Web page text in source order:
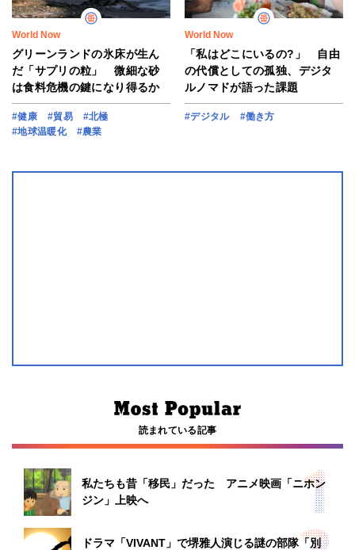
World Now
グリーンランドの氷床が生ん
だ「サプリの粒」 微細な砂
は食料危機の鍵になり得るか
#健康 #貿易
#北極
#地球温暖化
#農業
World Now
「私はどこにいるの?」 自由
の代償としての孤独、デジタ
ルノマドが語った課題
#デジタル #働き方
読まれている記事
私たちも昔「移民」だった アニメ映画「ニホン
ジン」上映へ
ドラマ「VIVANT」で堺雅人演じる謎の部隊「別